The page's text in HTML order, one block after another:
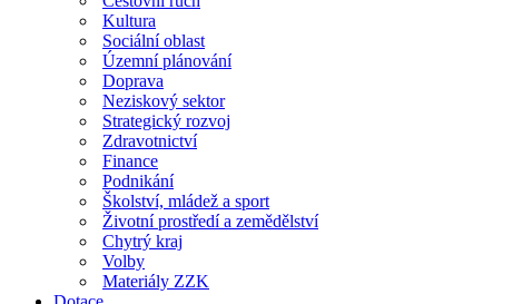
Kultura
Sociální oblast
Územní plánování
Doprava
Neziskový sektor
Strategický rozvoj
Zdravotnictví
Finance
Podnikání
Školství, mládež a sport
Životní prostředí a zemědělství
Chytrý kraj
Volby
Materiály ZZK